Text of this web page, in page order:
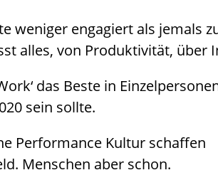
weniger engagiert als jemals
alles, von Produktivität, über
das Beste in
sein sollte.
Performance Kultur schaffen
Menschen aber schon.